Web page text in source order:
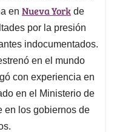
en Nueva York de
por la presión
indocumentados.
en el mundo
con experiencia en
en el Ministerio de
en los gobiernos de